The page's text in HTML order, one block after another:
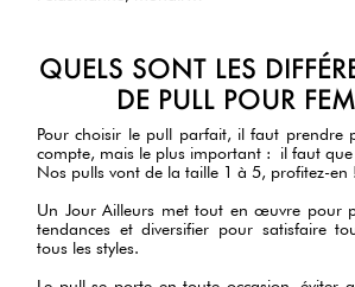
QUELS SONT LES
DE PULL POUR
Pour choisir le pull parfait, il faut prendre
compte, mais le plus important : il faut que
Nos pulls vont de la taille 1 à 5, profitez-en !
Un Jour Ailleurs met tout en œuvre pour
tendances et diversifier pour satisfaire
tous les styles.